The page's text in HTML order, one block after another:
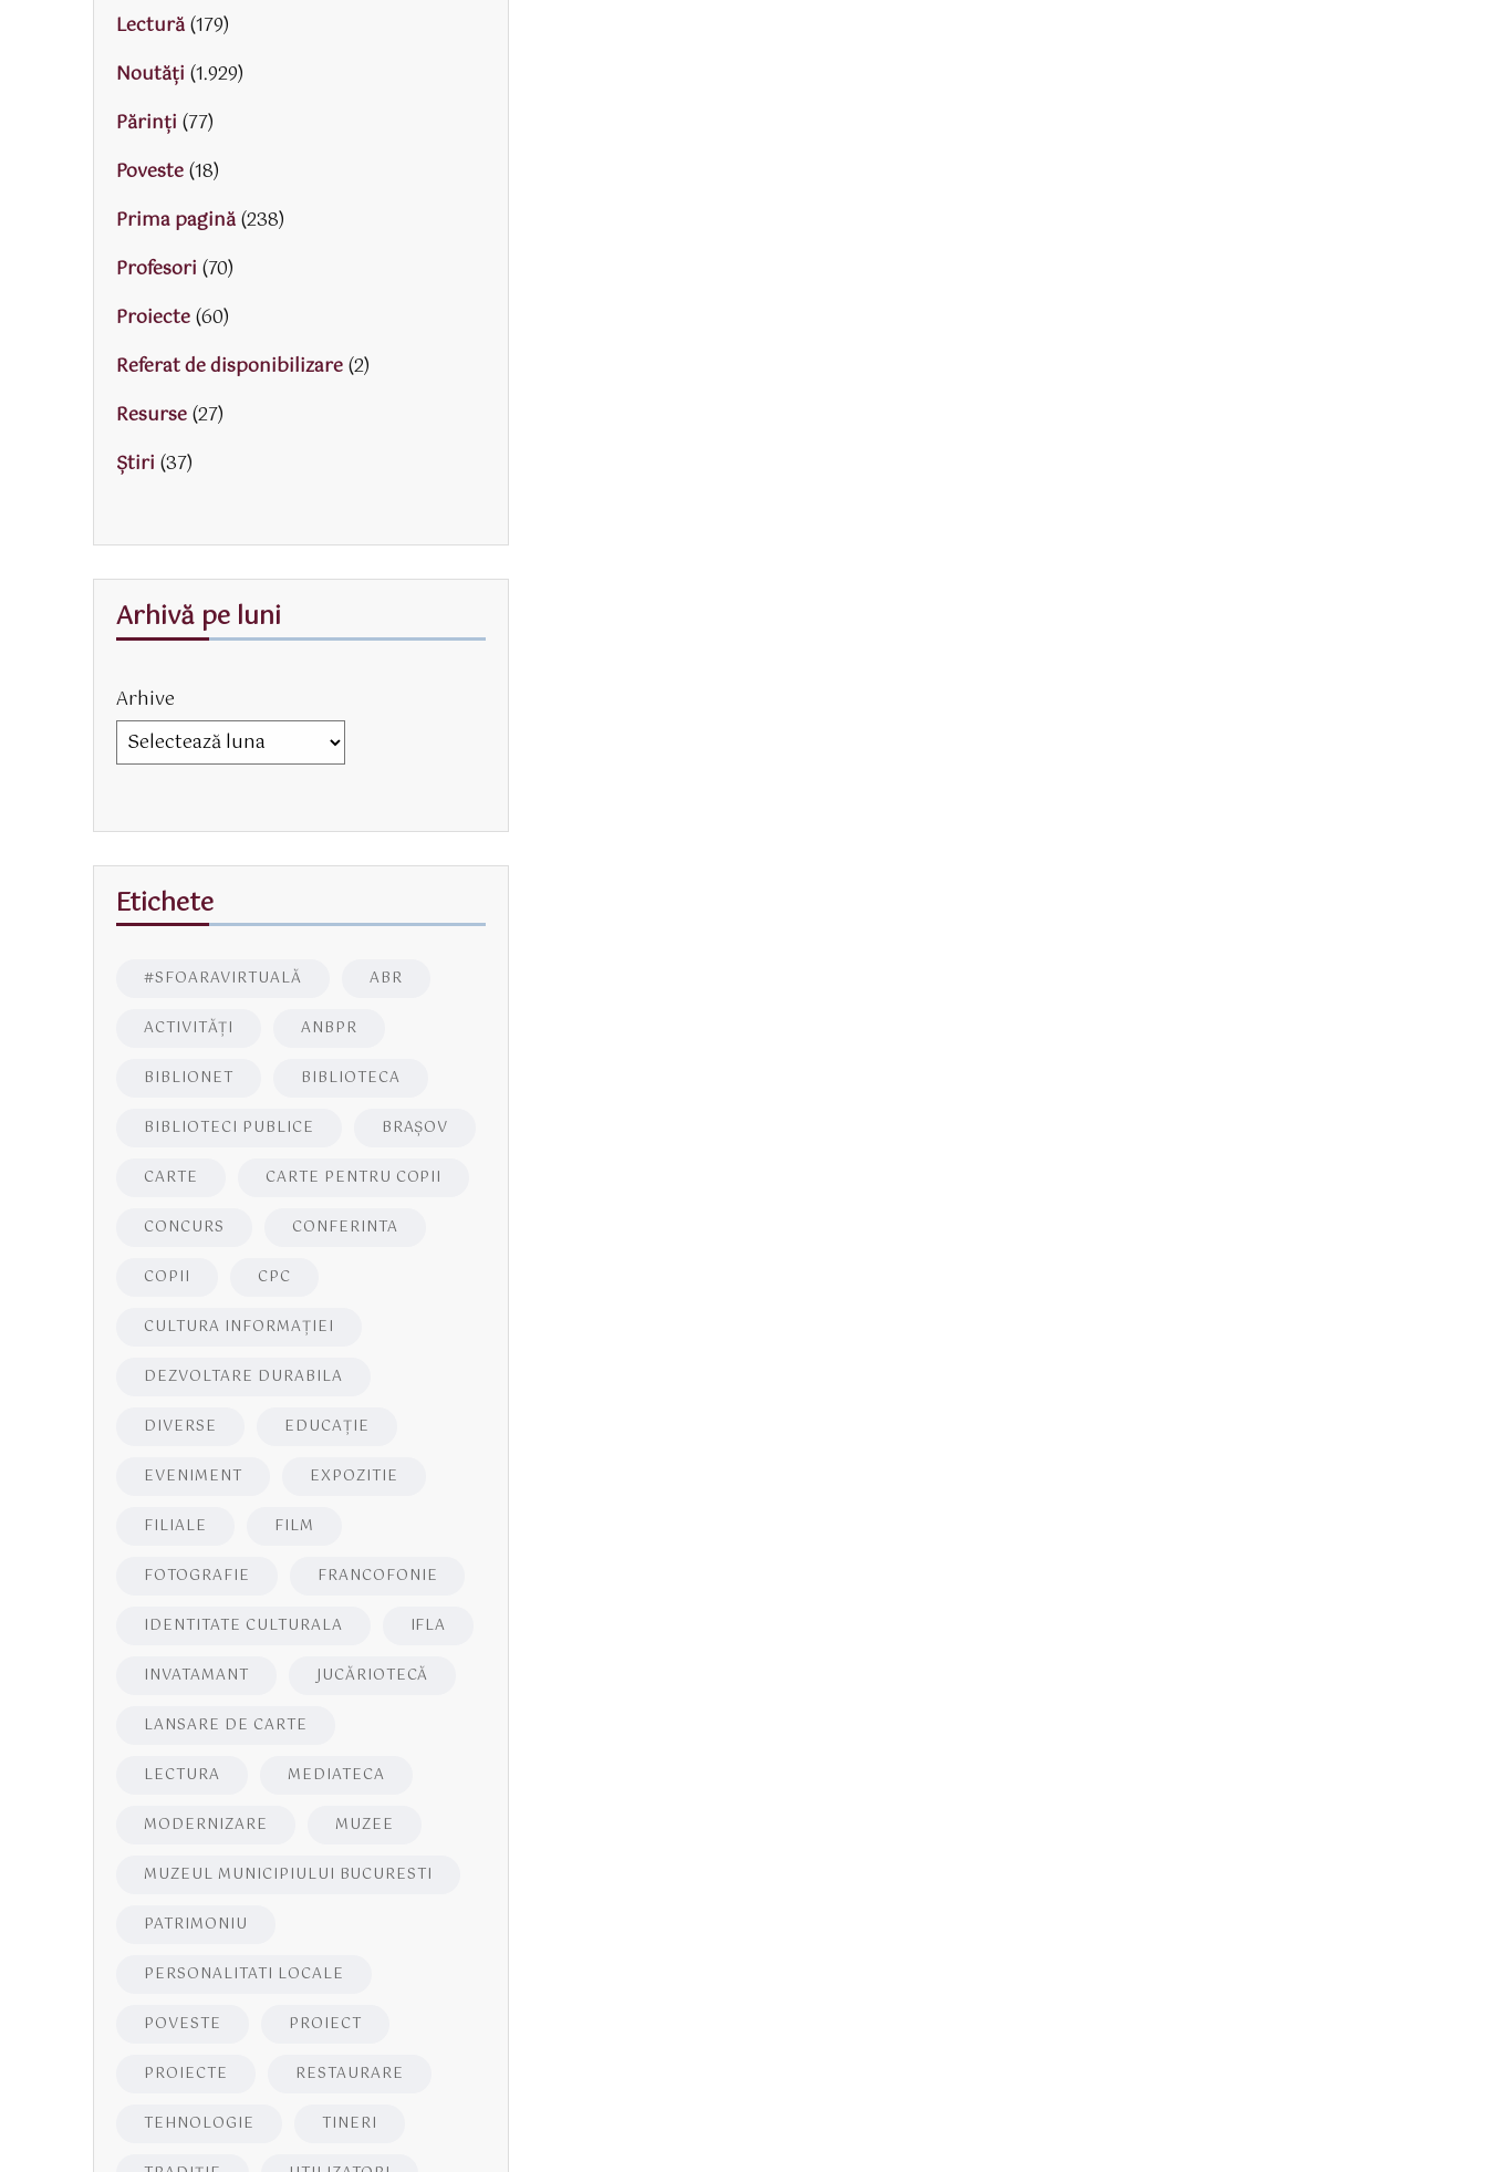
Lectură(179)
Noutăți (1.929)
Părinţi (77)
Poveste(18)
Prima pagină(238)
Profesori (70)
Proiecte(60)
Referat de disponibilizare(2)
Resurse(27)
Știri (37)
Arhivă pe luni
Arhive
Etichete
#SFOARAVIRTUALĂ ABR
ACTIVITĂŢI ANBPR
BIBLIONET BIBLIOTECA
BIBLIOTECI PUBLICE BRAŞOV
CARTE CARTE PENTRU COPII
CONCURS CONFERINTA
COPII CPC
CULTURA INFORMAŢIEI
DEZVOLTARE DURABILA
DIVERSE EDUCAŢIE
EVENIMENT EXPOZITIE
FILIALE FILM
FOTOGRAFIE FRANCOFONIE
IDENTITATE CULTURALA IFLA
INVATAMANT JUCĂRIOTECĂ
LANSARE DE CARTE
LECTURA MEDIATECA
MODERNIZARE MUZEE
MUZEUL MUNICIPIULUI BUCURESTI
PATRIMONIU
PERSONALITATI LOCALE
POVESTE PROIECT
PROIECTE RESTAURARE
TEHNOLOGIE TINERI